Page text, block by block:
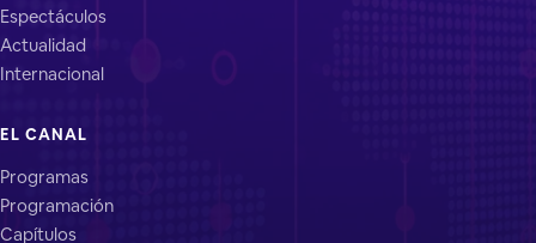
Espectáculos
Actualidad
Internacional
EL CANAL
Programas
Programación
Capítulos